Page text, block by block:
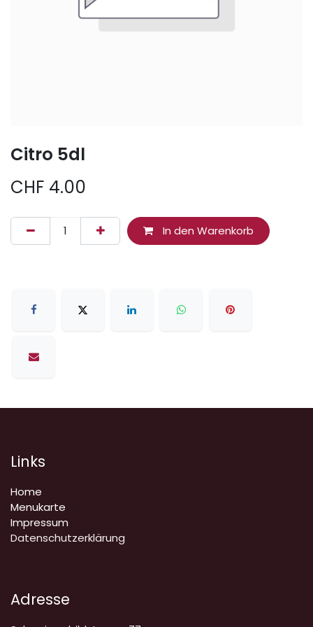
Citro 5dl
CHF 4.00
In den Warenkorb
Links
Home
Menukarte
Impressum
Datenschutzerklärung
Adresse